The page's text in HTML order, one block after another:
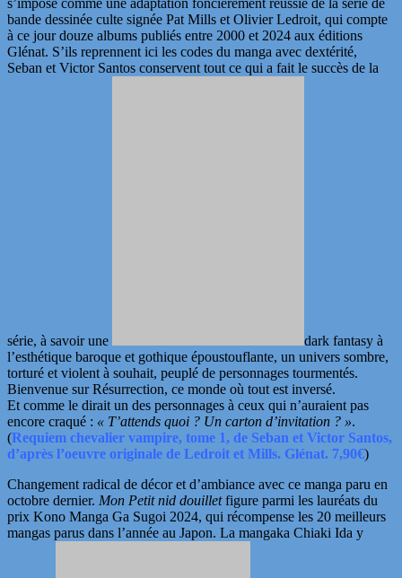
bande dessinée culte signée Pat Mills et Olivier Ledroit, qui compte
à ce jour douze albums publiés entre 2000 et 2024 aux éditions
Glénat. S’ils reprennent ici les codes du manga avec dextérité,
Seban et Victor Santos conservent tout ce qui a fait le succès de la
série, à savoir une
dark fantasy à
l’esthétique baroque et gothique époustouflante, un univers sombre,
torturé et violent à souhait, peuplé de personnages tourmentés.
Bienvenue sur Résurrection, ce monde où tout est inversé.
Et comme le dirait un des personnages à ceux qui n’auraient pas
encore craqué : « T’attends quoi ? Un carton d’invitation ? ».
(Requiem chevalier vampire, tome 1, de Seban et Victor Santos,
d’après l’oeuvre originale de Ledroit et Mills. Glénat. 7,90€)
Changement radical de décor et d’ambiance avec ce manga paru en
octobre dernier. Mon Petit nid douilletfigure parmi les lauréats du
prix Kono Manga Ga Sugoi 2024, qui récompense les 20 meilleurs
mangas parus dans l’année au Japon. La mangaka Chiaki Ida y